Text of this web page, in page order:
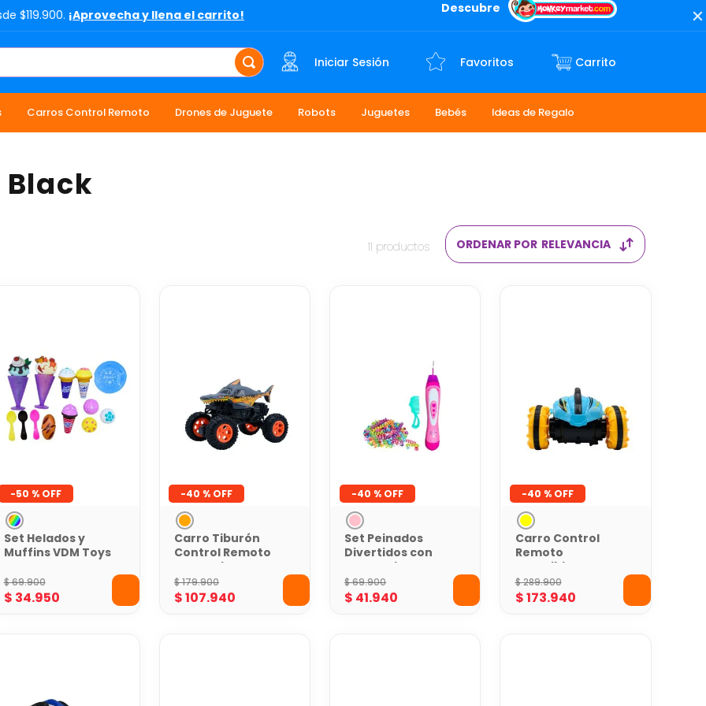
$119.900. ¡Aprovecha y llena el carrito! Descubre
Iniciar Sesión Favoritos
Carros Control Remoto Drones de Juguete Robots Juguetes Bebés Ideas de Regalo
Black
11 productos ORDENAR POR RELEVANCIA
-50 %
Set Helados y
Muffins VDM Toys
$69.900
$ 34.950
-40 %
Carro Tiburón
Control Remoto
Toy Logic
$179.900
$107.940
-40 %
Set Peinados
Divertidos con
Accesorios Toy
Logic
$69.900
$ 41.940
-40 %
Carro Control
Remoto
Amphibious Toy
Logic
$289.900
$173.940